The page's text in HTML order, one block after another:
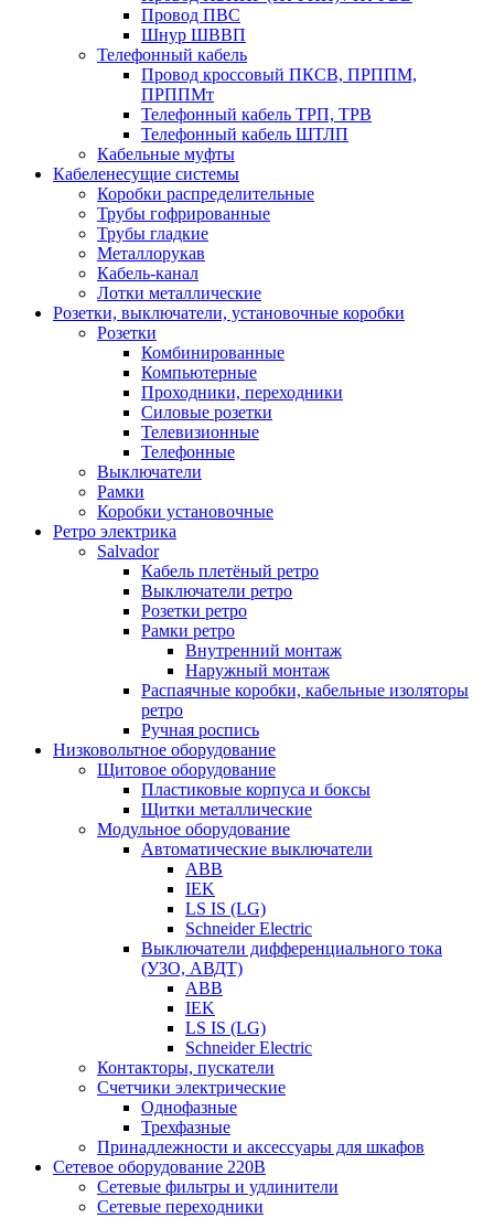
Провод ПВС
Шнур ШВВП
Телефонный кабель
Провод кроссовый ПКСВ, ПРППМ,
ПРППМт
Телефонный кабель ТРП, ТРВ
Телефонный кабель ШТЛП
Кабельные муфты
Кабеленесущие системы
Коробки распределительные
Трубы гофрированные
Трубы гладкие
Металлорукав
Кабель-канал
Лотки металлические
Розетки, выключатели, установочные коробки
Розетки
Комбинированные
Компьютерные
Проходники, переходники
Силовые розетки
Телевизионные
Телефонные
Выключатели
Рамки
Коробки установочные
Ретро электрика
Salvador
Кабель плетёный ретро
Выключатели ретро
Розетки ретро
Рамки ретро
Внутренний монтаж
Наружный монтаж
Распаячные коробки, кабельные изоляторы
ретро
Ручная роспись
Низковольтное оборудование
Щитовое оборудование
Пластиковые корпуса и боксы
Щитки металлические
Модульное оборудование
Автоматические выключатели
ABB
IEK
LS IS (LG)
Schneider Electric
Выключатели дифференциального тока
(УЗО, АВДТ)
ABB
IEK
LS IS (LG)
Schneider Electric
Контакторы, пускатели
Счетчики электрические
Однофазные
Трехфазные
Принадлежности и аксессуары для шкафов
Сетевое оборудование 220В
Сетевые фильтры и удлинители
Сетевые переходники